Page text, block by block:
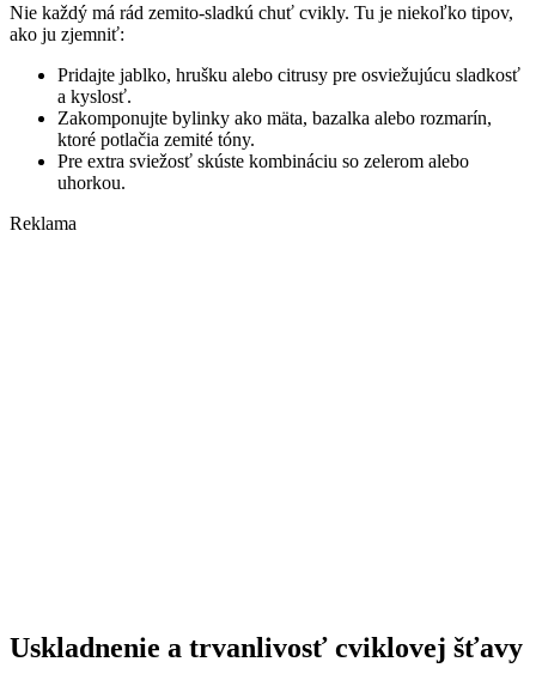
Nie každý má rád zemito-sladkú chuť cvikly. Tu je niekoľko tipov,
ako ju zjemniť:
Pridajte jablko, hrušku alebo citrusy pre osviežujúcu sladkosť
a kyslosť.
Zakomponujte bylinky ako mäta, bazalka alebo rozmarín,
ktoré potlačia zemité tóny.
Pre extra sviežosť skúste kombináciu so zelerom alebo
uhorkou.
Reklama
Uskladnenie a trvanlivosť cviklovej šťavy